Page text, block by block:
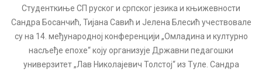
Студенткиње СП руског и српског језика и књижевности
Сандра Босанчић, Тијана Савић и Јелена Блесић учествовале
су на 14. међународној конференцији „Омладина и културно
насљеђе епохе“ коју организује Државни педагошки
универзитет „Лав Николајевич Толстој“ из Туле. Сандра